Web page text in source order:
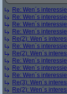
Re: Wen´s
Re: Wen´s
Re: Wen´s
Re: Wen´s
Re(2): Wen´s
Re: Wen´s
Re(2): Wen´s
Re: Wen´s
Re: Wen´s
Re: Wen´s
Re(3): Wen´s
Re(2): Wen´s